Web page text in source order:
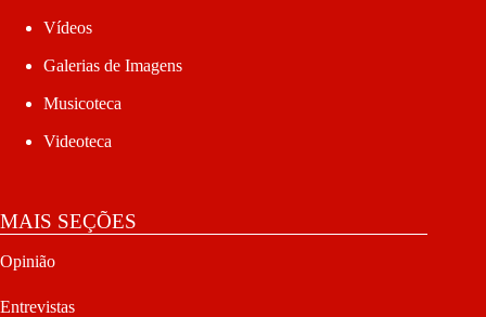
Vídeos
Galerias de Imagens
Musicoteca
Videoteca
MAIS SEÇÕES
Opinião
Entrevistas